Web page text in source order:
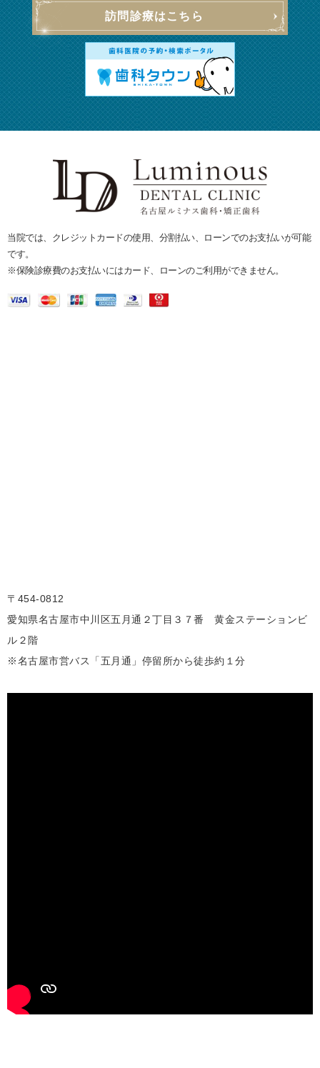
訪問診療はこちら
当院では、クレジットカードの使用、分割払い、ローンでのお支払いが可能
です。
※保険診療費のお支払いにはカード、ローンのご利用ができません。
〒454-0812
愛知県名古屋市中川区五月通２丁目３７番 黄金ステーションビ
ル２階
※名古屋市営バス「五月通」停留所から徒歩約１分